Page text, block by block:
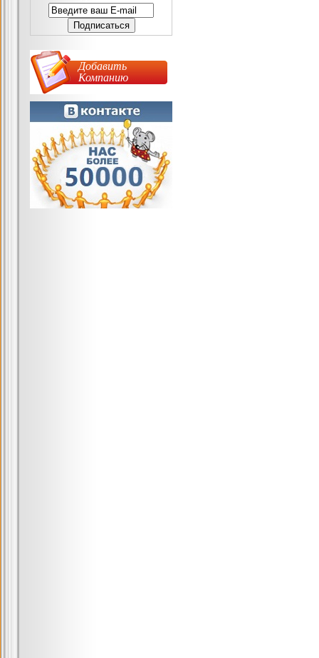
Добавить
Компанию